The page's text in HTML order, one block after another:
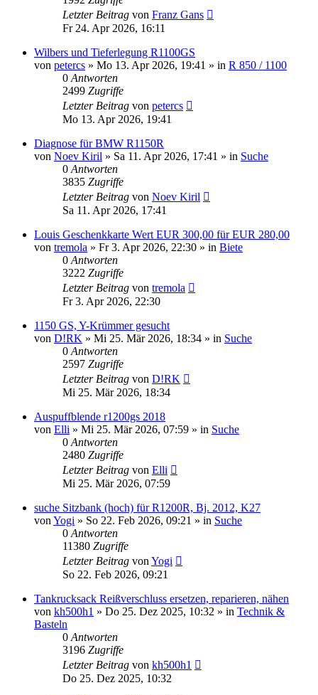
Letzter Beitrag von Franz Gans
Fr 24. Apr 2026, 16:11
Wilbers und Tieferlegung R1100GS
von petercs » Mo 13. Apr 2026, 19:41 » in R 850 / 1100
0 Antworten
2499 Zugriffe
Letzter Beitrag von petercs
Mo 13. Apr 2026, 19:41
Diagnose für BMW R1150R
von Noev Kiril » Sa 11. Apr 2026, 17:41 » in Suche
0 Antworten
3835 Zugriffe
Letzter Beitrag von Noev Kiril
Sa 11. Apr 2026, 17:41
Louis Geschenkkarte Wert EUR 300,00 für EUR 280,00
von tremola » Fr 3. Apr 2026, 22:30 » in Biete
0 Antworten
3222 Zugriffe
Letzter Beitrag von tremola
Fr 3. Apr 2026, 22:30
1150 GS, Y-Krümmer gesucht
von D!RK » Mi 25. Mär 2026, 18:34 » in Suche
0 Antworten
2597 Zugriffe
Letzter Beitrag von D!RK
Mi 25. Mär 2026, 18:34
Auspuffblende r1200gs 2018
von Elli » Mi 25. Mär 2026, 07:59 » in Suche
0 Antworten
2480 Zugriffe
Letzter Beitrag von Elli
Mi 25. Mär 2026, 07:59
suche Sitzbank (hoch) für R1200R, Bj. 2012, K27
von Yogi » So 22. Feb 2026, 09:21 » in Suche
0 Antworten
11380 Zugriffe
Letzter Beitrag von Yogi
So 22. Feb 2026, 09:21
Tankrucksack Reißverschluss ersetzen, reparieren, nähen
von kh500h1 » Do 25. Dez 2025, 10:32 » in Technik &
Basteln
0 Antworten
3196 Zugriffe
Letzter Beitrag von kh500h1
Do 25. Dez 2025, 10:32